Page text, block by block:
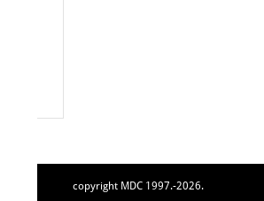
copyright MDC 1997.-2026.